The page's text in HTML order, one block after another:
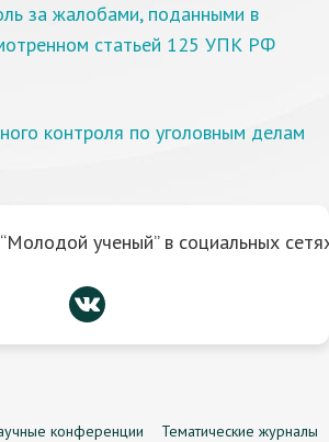
за жалобами, поданными в
статьей 125 УПК РФ
контроля по уголовным делам
ученый” в социальных
конференции
Тематические журналы